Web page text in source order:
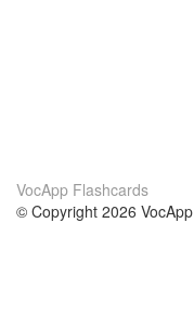
VocApp Flashcards
© Copyright 2026 VocApp